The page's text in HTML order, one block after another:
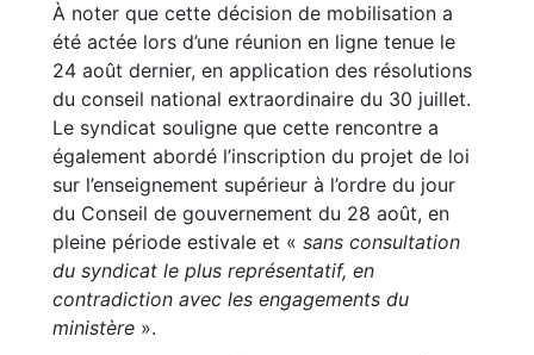
À noter que cette décision de mobilisation a
été actée lors d’une réunion en ligne tenue le
24 août dernier, en application des résolutions
du conseil national extraordinaire du 30 juillet.
Le syndicat souligne que cette rencontre a
également abordé l’inscription du projet de loi
sur l’enseignement supérieur à l’ordre du jour
du Conseil de gouvernement du 28 août, en
pleine période estivale et « sans consultation
du syndicat le plus représentatif, en
contradiction avec les engagements du
ministère ».